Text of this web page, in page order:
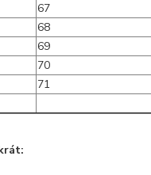
67
68
69
70
71